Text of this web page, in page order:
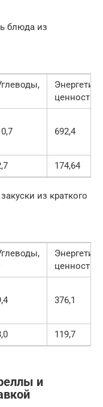
блюда из
ценность,
692,4
174,64
из краткого
ценность,
376,1
119,7
и